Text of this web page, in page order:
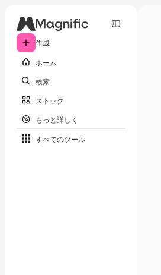
作成
ホーム
検索
ストック
もっと詳しく
すべてのツール